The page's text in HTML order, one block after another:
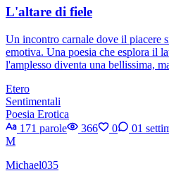
L'altare di fiele
Un incontro carnale dove il piacere
emotiva. Una poesia che esplora il
l'amplesso diventa una bellissima,
Etero
Sentimentali
Poesia Erotica
171 parole
366 0 01
M
Michael035